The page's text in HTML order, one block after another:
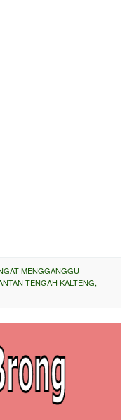
MENGGANGGU
TENGAH KALTENG,